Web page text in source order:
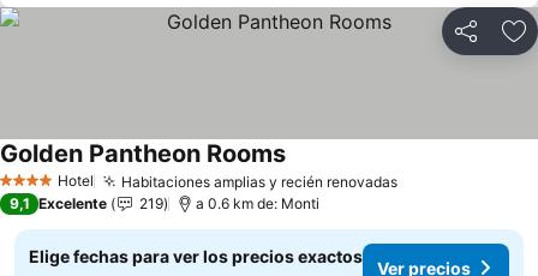
Compartir
4 EstrellasHotel Habitaciones amplias y recién renovadasVer precios
Golden Pantheon RoomsVer precios
9,1 Excelente 219 a 0.6 km de: Monti
Elige fechas para ver los precios exactos
Ver precios